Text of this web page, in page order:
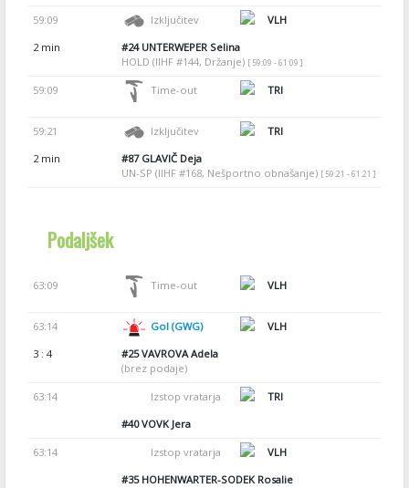
59:09 Izključitev
VLH
2 min
#24UNTERWEPER Selina
HOLD (IIHF #144, Držanje) [ 59:09 - 61:09 ]
59:09 Time-out TRI
59:21 Izključitev
TRI
2 min
#87GLAVIČ Deja
UN-SP (IIHF #168, Nešportno obnašanje) [ 59:21 - 61:21 ]
Podaljšek
63:09 Time-out VLH
63:14 Gol (GWG)
VLH
3 : 4
#25VAVROVA Adela
(brez podaje)
63:14 Izstop vratarja
TRI
#40VOVK Jera
63:14 Izstop vratarja
VLH
#35HOHENWARTER-SODEK Rosalie